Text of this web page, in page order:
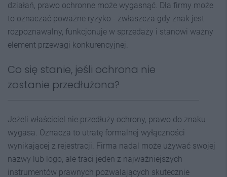
działań, prawo ochronne może wygasnąć. Dla firmy może
to oznaczać poważne ryzyko - zwłaszcza gdy znak jest
rozpoznawalny, funkcjonuje w sprzedaży i stanowi ważny
element przewagi konkurencyjnej.
Co się stanie, jeśli ochrona nie
zostanie przedłużona?
Jeżeli właściciel nie przedłuży ochrony, prawo do znaku
wygasa. Oznacza to utratę formalnej wyłączności
wynikającej z rejestracji. Firma nadal może używać swojej
nazwy lub logo, ale traci jeden z najważniejszych
instrumentów prawnych pozwalających skutecznie